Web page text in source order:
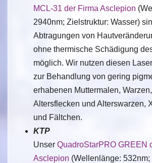
MCL-31 der Firma Asclepion
2940nm; Zielstruktur: Wasser)
Abtragungen von
ohne thermische Schädigung
möglich. Wir nutzen diesen
zur Behandlung von gering
erhabenen Muttermalen,
Altersflecken und Alterswarzen,
und Fältchen.
KTP
Unser QuadroStarPRO GREEN
Asclepion (Wellenlänge: 532nm;